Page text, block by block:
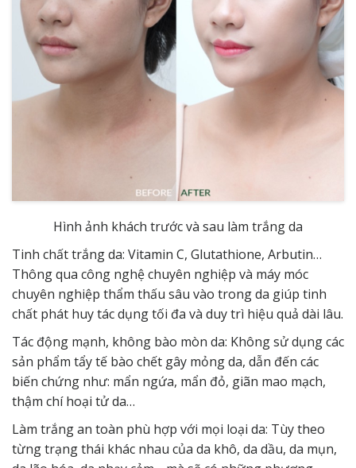
Hình ảnh khách trước và sau làm trắng da
Tinh chất trắng da: Vitamin C, Glutathione, Arbutin…
Thông qua công nghệ chuyên nghiệp và máy móc
chuyên nghiệp thẩm thấu sâu vào trong da giúp tinh
chất phát huy tác dụng tối đa và duy trì hiệu quả dài lâu.
Tác động mạnh, không bào mòn da: Không sử dụng các
sản phẩm tẩy tế bào chết gây mỏng da, dẫn đến các
biến chứng như: mẩn ngứa, mẩn đỏ, giãn mao mạch,
thậm chí hoại tử da…
Làm trắng an toàn phù hợp với mọi loại da: Tùy theo
từng trạng thái khác nhau của da khô, da dầu, da mụn,